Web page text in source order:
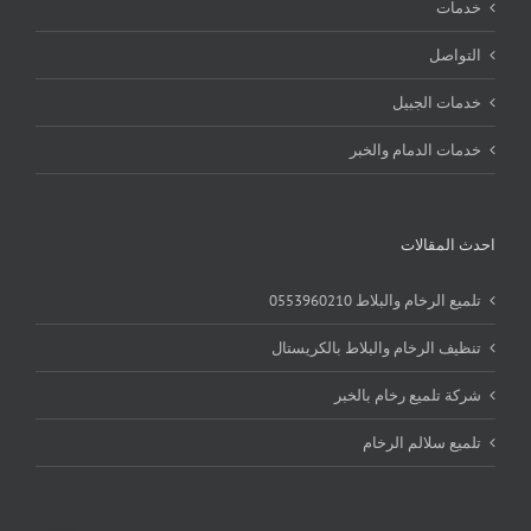
خدمات
التواصل
خدمات الجبيل
خدمات الدمام والخبر
احدث المقالات
تلميع الرخام والبلاط 0553960210
تنظيف الرخام والبلاط بالكريستال
شركة تلميع رخام بالخبر
تلميع سلالم الرخام